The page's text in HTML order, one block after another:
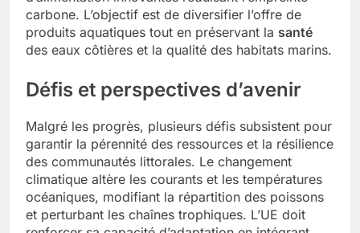
carbone. L’objectif est de diversifier l’offre de
produits aquatiques tout en préservant la santé
des eaux côtières et la qualité des habitats marins.
Défis et perspectives d’avenir
Malgré les progrès, plusieurs défis subsistent pour
garantir la pérennité des ressources et la résilience
des communautés littorales. Le changement
climatique altère les courants et les températures
océaniques, modifiant la répartition des poissons
et perturbant les chaînes trophiques. L’UE doit